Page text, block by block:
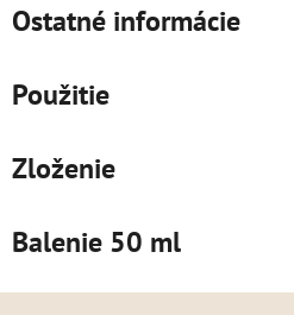
Ostatné informácie
Použitie
Zloženie
Balenie 50 ml